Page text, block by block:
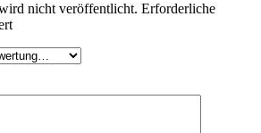
nicht veröffentlicht. Erforderliche